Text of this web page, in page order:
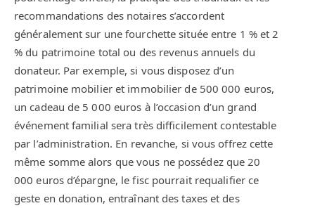
recommandations des notaires s’accordent
généralement sur une fourchette située entre 1 % et 2
% du patrimoine total ou des revenus annuels du
donateur. Par exemple, si vous disposez d’un
patrimoine mobilier et immobilier de 500 000 euros,
un cadeau de 5 000 euros à l’occasion d’un grand
événement familial sera très difficilement contestable
par l’administration. En revanche, si vous offrez cette
même somme alors que vous ne possédez que 20
000 euros d’épargne, le fisc pourrait requalifier ce
geste en donation, entraînant des taxes et des